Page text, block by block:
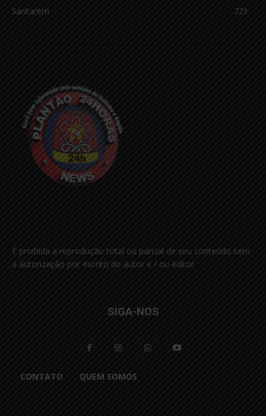
Santarém
721
É proibida a reprodução total ou parcial de seu conteúdo sem
a autorização por escrito do autor e / ou editor
SIGA-NOS
CONTATO QUEM SOMOS